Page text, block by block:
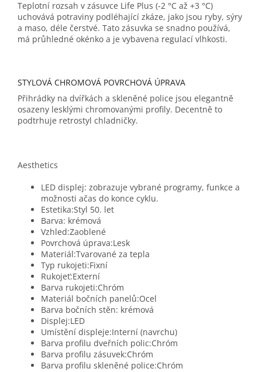
Teplotní rozsah v zásuvce Life Plus (-2 °C až +3 °C)
uchovává potraviny podléhající zkáze, jako jsou ryby, sýry
a maso, déle čerstvé. Tato zásuvka se snadno používá,
má průhledné okénko a je vybavena regulací vlhkosti.
STYLOVÁ CHROMOVÁ POVRCHOVÁ ÚPRAVA
Přihrádky na dvířkách a skleněné police jsou elegantně
osazeny lesklými chromovanými profily. Decentně to
podtrhuje retrostyl chladničky.
Aesthetics
LED displej: zobrazuje vybrané programy, funkce a
možnosti ačas do konce cyklu.
Estetika:Styl 50. let
Barva: krémová
Vzhled:Zaoblené
Povrchová úprava:Lesk
Materiál:Tvarované za tepla
Typ rukojeti:Fixní
Rukojeť:Externí
Barva rukojeti:Chróm
Materiál bočních panelů:Ocel
Barva bočních stěn: krémová
Displej:LED
Umístění displeje:Interní (navrchu)
Barva profilu dveřních polic:Chróm
Barva profilu zásuvek:Chróm
Barva profilu skleněné police:Chróm